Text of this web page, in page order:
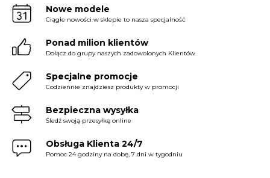
Nowe modele
Ciągłe nowości w sklepie to nasza specjalność
Ponad milion klientów
Dołącz do grupy naszych zadowolonych Klientów
Specjalne promocje
Codziennie znajdziesz produkty w promocji
Bezpieczna wysyłka
Śledź swoją przesyłkę online
Obsługa Klienta 24/7
Pomoc 24 godziny na dobę, 7 dni w tygodniu